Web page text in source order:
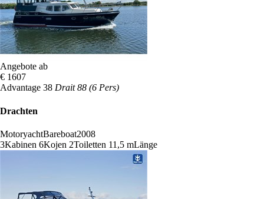
Angebote ab
€ 1607
Advantage 38 Drait 88 (6 Pers)
Drachten
MotoryachtBareboat2008
3Kabinen 6Kojen 2Toiletten 11,5 mLänge